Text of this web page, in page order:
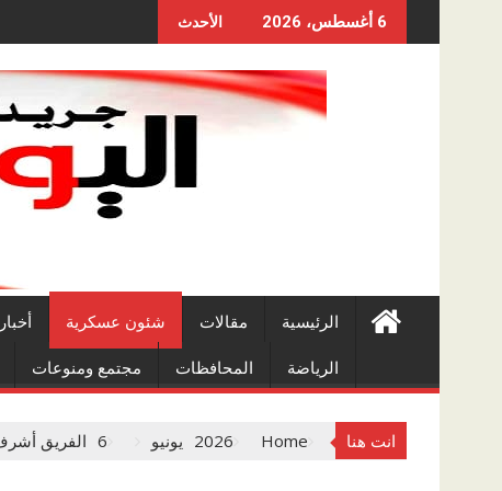
to
6 أغسطس، 2026 الأحدث
الرئيسية مقالات شئون عسكرية
الرياضة المحافظات مجتمع ومنوعات
انت هنا Home
2026 يونيو 6 الفريق